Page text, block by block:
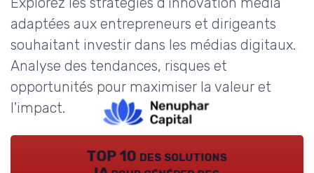
adaptées aux entrepreneurs et dirigeants
souhaitant investir dans les médias digitaux.
Analyse des tendances, risques et
opportunités pour maximiser la valeur et
l'impact.
TOP 10 des solutions